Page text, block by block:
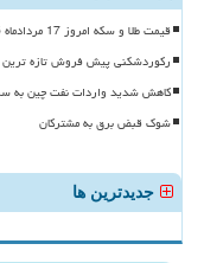
قیمت طلا و سکه امروز 17 مردادماه 1405
رکوردشکنی پیش فروش تازه
کاهش شدید واردات نفت چین به
شوک قبض برق به مشترکان
جدیدترین ها